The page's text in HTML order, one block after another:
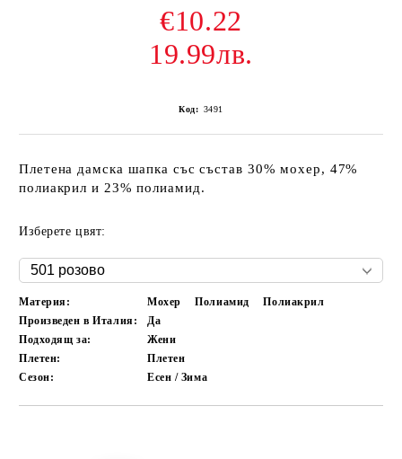
€10.22
19.99лв.
Код: 3491
Плетена дамска шапка със състав 30% мохер, 47%
полиакрил и 23% полиамид.
Изберете цвят:
Материя: Мохер Полиамид
Полиакрил
Произведен в Италия:
Да
Подходящ за:
Жени
Плетен:
Плетен
Сезон:
Есен / Зима